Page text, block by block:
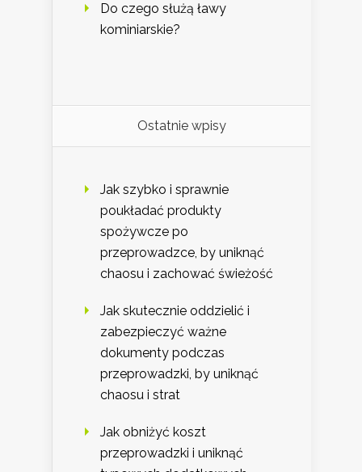
Do czego służą ławy
kominiarskie?
Ostatnie wpisy
Jak szybko i sprawnie
poukładać produkty
spożywcze po
przeprowadzce, by uniknąć
chaosu i zachować świeżość
Jak skutecznie oddzielić i
zabezpieczyć ważne
dokumenty podczas
przeprowadzki, by uniknąć
chaosu i strat
Jak obniżyć koszt
przeprowadzki i uniknąć